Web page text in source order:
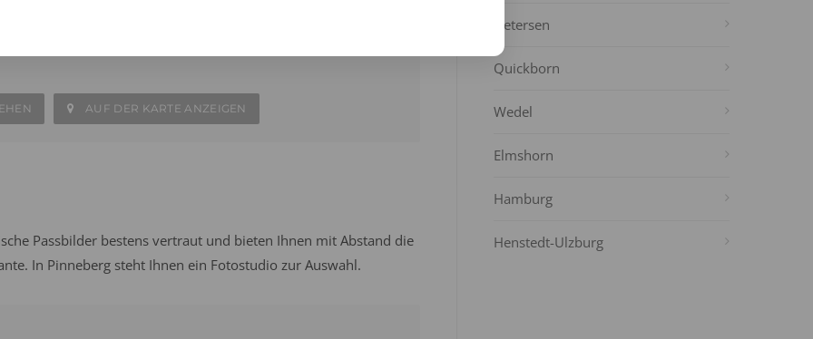
Rathaus Passage
29-31
AUF DER KARTE ANZEIGEN
Passbilder bestens vertraut und bieten Ihnen mit Abstand die
In Pinneberg steht Ihnen ein Fotostudio zur Auswahl.
Uetersen
Quickborn
Wedel
Elmshorn
Hamburg
Henstedt-Ulzburg